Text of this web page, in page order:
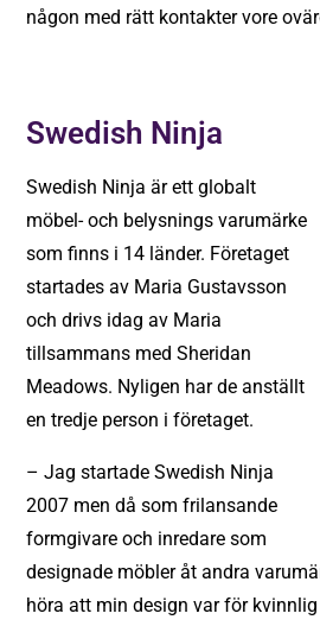
någon med rätt kontakter vore
Swedish Ninja
Swedish Ninja är ett globalt
möbel- och belysnings varumärke
som finns i 14 länder. Företaget
startades av Maria Gustavsson
och drivs idag av Maria
tillsammans med Sheridan
Meadows. Nyligen har de anställt
en tredje person i företaget.
– Jag startade Swedish Ninja
2007 men då som frilansande
formgivare och inredare som
designade möbler åt andra
höra att min design var för